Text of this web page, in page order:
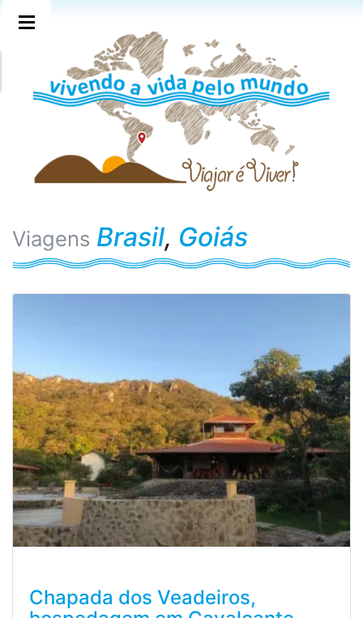
Viagens Brasil, Goiás
Chapada dos Veadeiros,